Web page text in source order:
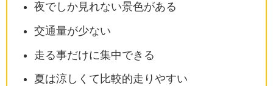
夜でしか見れない景色がある
交通量が少ない
走る事だけに集中できる
夏は涼しくて比較的走りやすい